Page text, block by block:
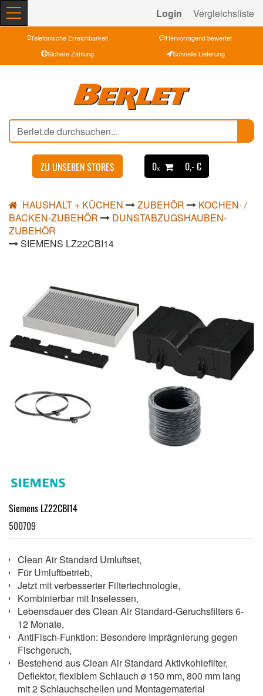
Login Vergleichsliste
Telefonische Erreichbarkeit
Hervorragend bewertet
Sichere Zahlung
Schnelle Lieferung
ZU UNSEREN STORES 0ₓ 0,- €
HAUSHALT + KÜCHEN ZUBEHÖR
KOCHEN- /
BACKEN-ZUBEHÖR
DUNSTABZUGSHAUBEN-
ZUBEHÖR
SIEMENS LZ22CBI14
Siemens LZ22CBI14
500709
Clean Air Standard Umluftset,
Für Umluftbetrieb,
Jetzt mit verbesserter Filtertechnologie,
Kombinierbar mit Inselessen,
Lebensdauer des Clean Air Standard-Geruchsfilters 6-
12 Monate,
AntiFisch-Funktion: Besondere Imprägnierung gegen
Fischgeruch,
Bestehend aus Clean Air Standard Aktivkohlefilter,
Deflektor, flexiblem Schlauch ø 150 mm, 800 mm lang
mit 2 Schlauchschellen und Montagematerial